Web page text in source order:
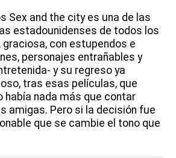
Sex and the city es una de las
estadounidenses de todos los
con estupendos e
personajes entrañables y
y su regreso ya
tras esas películas, que
había nada más que contar
amigas. Pero si la decisión fue
que se cambie el tono que